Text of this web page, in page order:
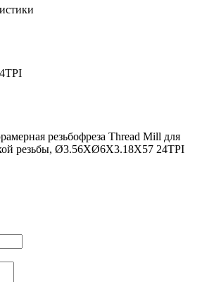
резьбофреза Thread Mill для
резьбы, Ø3.56XØ6X3.18X57 24TPI